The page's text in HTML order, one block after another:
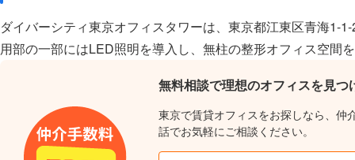
ダイバーシティ東京オフィスタワーは、東京都江東区青海1-
用部の一部にはLED照明を導入し、無柱の整形オフィス空間
無料相談で理想のオフィスを見つ
東京で賃貸オフィスをお探しなら、仲
話でお気軽にご相談ください。